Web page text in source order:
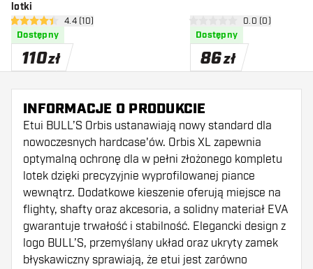
lotki
otwórz panel recenzji
4.4 gwiazdki oceny
4.4 (10)
Dostępny
110zł
otwórz panel
0 gwiazdki oceny0.0 (0)
Dostępny
86zł
INFORMACJE O PRODUKCIE
Etui BULL’S Orbis ustanawiają nowy standard dla
nowoczesnych hardcase'ów. Orbis XL zapewnia
optymalną ochronę dla w pełni złożonego kompletu
lotek dzięki precyzyjnie wyprofilowanej piance
wewnątrz. Dodatkowe kieszenie oferują miejsce na
flighty, shafty oraz akcesoria, a solidny materiał EVA
gwarantuje trwałość i stabilność. Elegancki design z
logo BULL’S, przemyślany układ oraz ukryty zamek
błyskawiczny sprawiają, że etui jest zarówno